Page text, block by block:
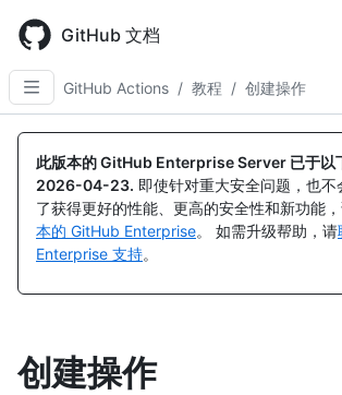
main
content
GitHub 文档
GitHub Actions / 教程 / 创建操作
此版本的 GitHub Enterprise Server 已于以
2026-04-23. 即使针对重大安全问题，也不
了获得更好的性能、更高的安全性和新功能
本的 GitHub Enterprise。 如需升级帮助，请
Enterprise 支持。
创建操作